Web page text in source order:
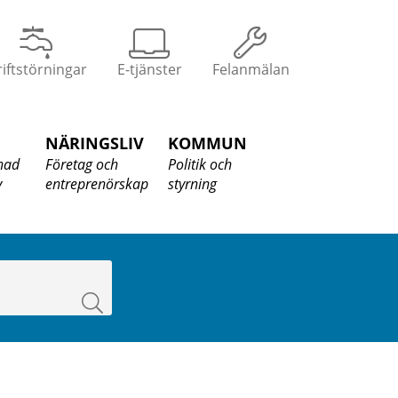
E-tjänster Felanmälan
NÄRINGSLIV
Företag och
entreprenörskap
KOMMUN
Politik och
styrning
Sök